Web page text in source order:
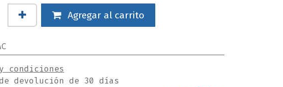
Agregar al carrito
condiciones
devolución de 30 días